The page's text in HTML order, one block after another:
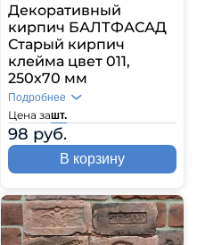
Декоративный
кирпич БАЛТФАСАД
Старый кирпич
клейма цвет 011,
250х70 мм
Цена зашт.
98 руб.
Подробнее
В корзину